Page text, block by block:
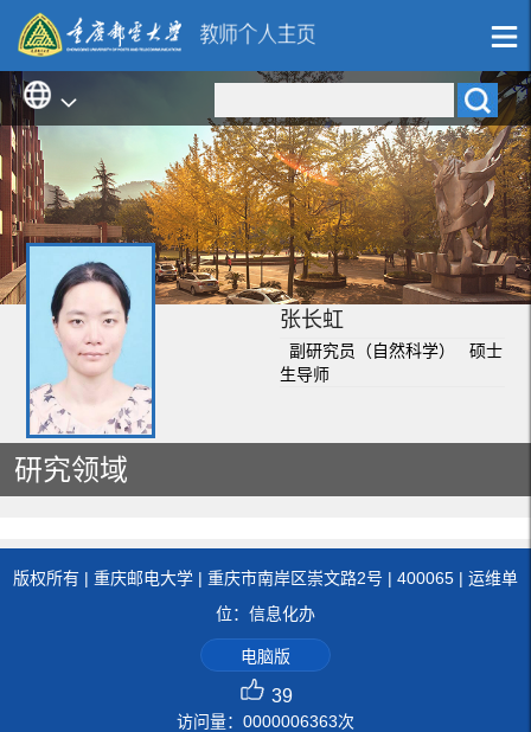
张长虹
副研究员（自然科学） 硕士
生导师
研究领域
版权所有 | 重庆邮电大学 | 重庆市南岸区崇文路2号 | 400065 | 运维单
位：信息化办
电脑版
39
访问量： 0000006363次